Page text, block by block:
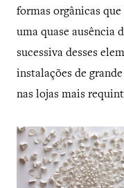
formas orgânicas
uma quase ausência
sucessiva desses
instalações de
nas lojas mais